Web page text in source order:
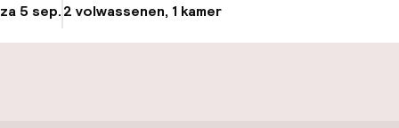
5 sep.2 volwassenen, 1 kamer